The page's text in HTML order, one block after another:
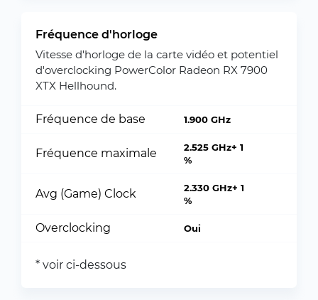
Fréquence d'horloge
Vitesse d'horloge de la carte vidéo et potentiel
d'overclocking PowerColor Radeon RX 7900
XTX Hellhound.
Fréquence de base 1.900 GHz
Fréquence maximale
2.525 GHz+ 1
%
Avg (Game) Clock
2.330 GHz+ 1
%
Overclocking Oui
* voir ci-dessous